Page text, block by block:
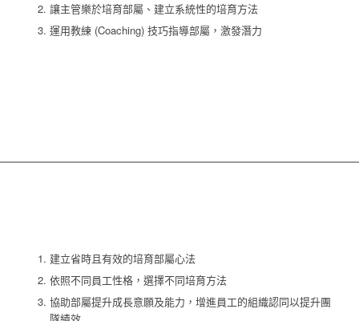
讓主管樂於培育部屬、建立系統性的培育方法
運用教練 (Coaching) 技巧指導部屬，激發潛力
建立省時且有效的培育部屬心法
依照不同員工性格，選擇不同培育方法
協助部屬提升成長意願及能力，增進員工的組織認同以提升團